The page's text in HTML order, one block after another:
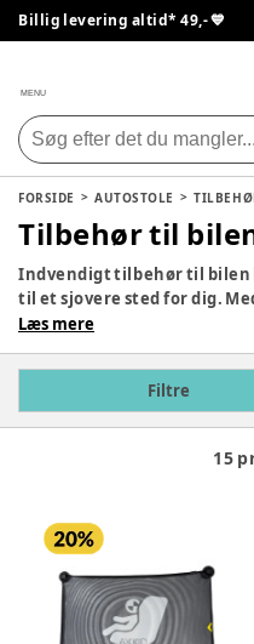
Billig levering altid* 49,- 💙
MENU
FORSIDE AUTOSTOLE
Tilbehør til
Indvendigt tilbehør til bilen
til et sjovere sted for dig.
beskyttelse på sædet, er
hvad enten den vare 5
Læs mere
Filtre
15